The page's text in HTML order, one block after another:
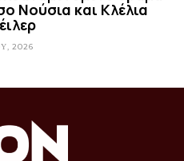
Νούσια και Κλέλια
2026